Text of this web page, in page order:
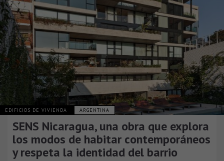
EDIFICIOS DE VIVIENDA ARGENTINA
SENS Nicaragua, una obra que explora
los modos de habitar contemporáneos
y respeta la identidad del barrio